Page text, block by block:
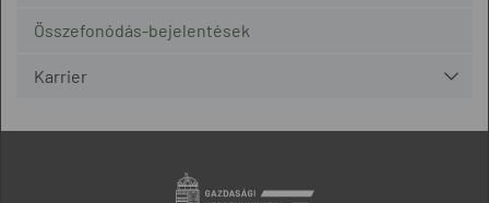
Összefonódás-bejelentések
Karrier